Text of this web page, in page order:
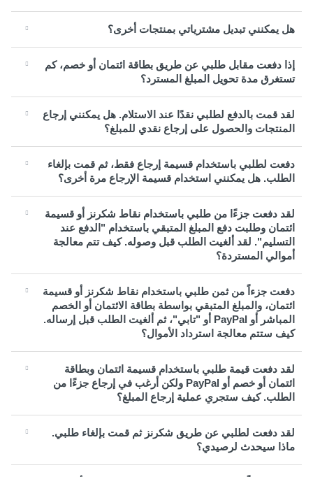
هل يمكنني تبديل مشترياتي بمنتجات أخرى؟
إذا دفعت مقابل طلبي عن طريق بطاقة ائتمان أو خصم، كم
تستغرق مدة تحويل المبلغ المسترد؟
لقد قمت بالدفع لطلبي نقدًا عند الاستلام. هل يمكنني إرجاع
المنتجات والحصول على إرجاع نقدي للمبلغ؟
دفعت لطلبي باستخدام قسيمة إرجاع فقط، ثم قمت بإلغاء
الطلب. هل يمكنني استخدام قسيمة الإرجاع مرة أخرى؟
لقد دفعت جزءًا من طلبي باستخدام نقاط شكرنز أو قسيمة
ائتمان وطلبت دفع المبلغ المتبقي باستخدام "الدفع عند
التسليم". لقد ألغيت الطلب قبل وصوله. كيف تتم معالجة
أموالي المستردة؟
دفعت جزءاً من ثمن طلبي باستخدام نقاط شكرنز أو قسيمة
ائتمان، والمبلغ المتبقي بواسطة بطاقة الائتمان أو الخصم
المباشر أو PayPal أو "تابي"، ثم ألغيت الطلب قبل إرساله.
كيف ستتم معالجة استرداد الأموال؟
لقد دفعت قيمة طلبي باستخدام قسيمة ائتمان وبطاقة
ائتمان أو خصم أو PayPal ولكن أرغب في إرجاع جزءًا من
الطلب. كيف ستجري عملية إرجاع المبلغ؟
لقد دفعت لطلبي عن طريق شكرنز ثم قمت بإلغاء طلبي.
ماذا سيحدث لرصيدي؟